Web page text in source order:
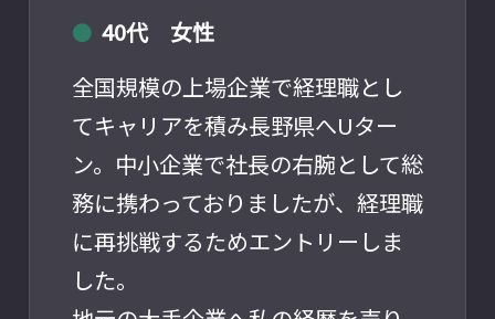
● 40代 女性
全国規模の上場企業で経理職とし
てキャリアを積み長野県へUター
ン。中小企業で社長の右腕として総
務に携わっておりましたが、経理職
に再挑戦するためエントリーしま
した。